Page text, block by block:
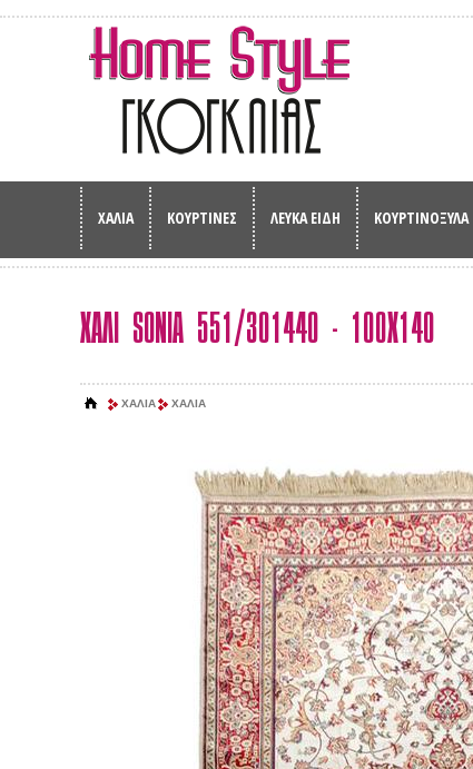
ΧΑΛΙΑ ΚΟΥΡΤΙΝΕΣ ΛΕΥΚΑ ΕΙΔΗ ΚΟΥΡΤΙΝΟΞΥΛΑ
ΧΑΛΙ SONIA 551/301440 - 100X140
ΧΑΛΙΑ ΧΑΛΙΑ